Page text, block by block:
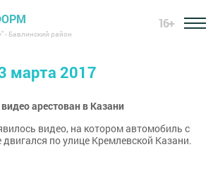
- Бавлинский район
16+
марта 2017
арестован в Казани
видео, на котором автомобиль с
двигался по улице Кремлевской Казани.